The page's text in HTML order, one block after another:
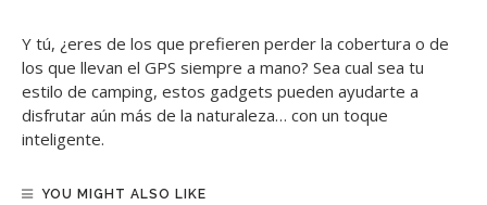
Y tú, ¿eres de los que prefieren perder la cobertura o de
los que llevan el GPS siempre a mano? Sea cual sea tu
estilo de camping, estos gadgets pueden ayudarte a
disfrutar aún más de la naturaleza… con un toque
inteligente.
YOU MIGHT ALSO LIKE